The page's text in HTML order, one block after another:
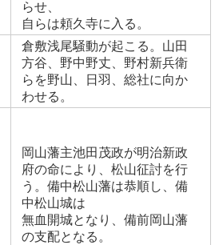
らせ、
自らは頼久寺に入る。
倉敷浅尾騒動が起こる。山田
方谷、野中野丈、野村新兵衛
らを野山、日羽、総社に向か
わせる。
岡山藩主池田茂政が明治新政
府の命により、松山征討を行
う。備中松山藩は恭順し、備
中松山城は
無血開城となり、備前岡山藩
の支配となる。